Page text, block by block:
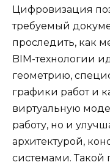
Цифровизация
требуемый
проследить, как
BIM-технологии
геометрию,
графики работ и
виртуальную
работу, но и
архитектурой,
системами. Такой